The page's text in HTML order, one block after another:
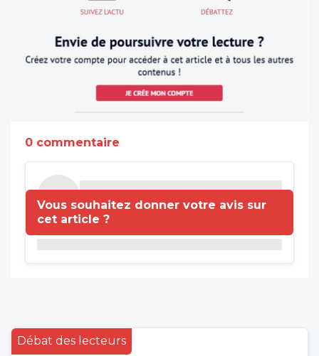
0 commentaire
Vous souhaitez donner votre avis sur
cet article ?
Débat des lecteurs